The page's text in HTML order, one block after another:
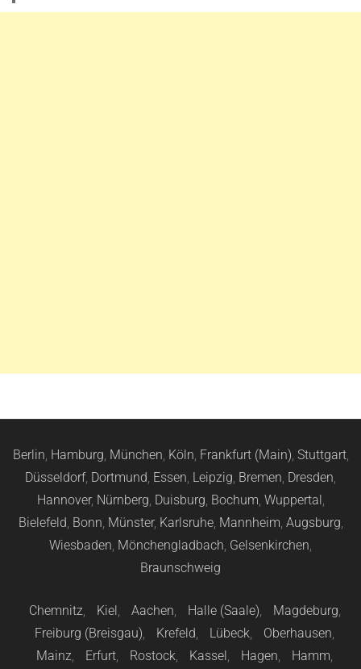
Berlin, Hamburg, München, Köln, Frankfurt (Main), Stuttgart,
Düsseldorf, Dortmund, Essen, Leipzig, Bremen, Dresden,
Hannover, Nürnberg, Duisburg, Bochum, Wuppertal,
Bielefeld, Bonn, Münster, Karlsruhe, Mannheim, Augsburg,
Wiesbaden, Mönchengladbach, Gelsenkirchen,
Braunschweig
Chemnitz, Kiel, Aachen, Halle (Saale), Magdeburg,
Freiburg (Breisgau), Krefeld, Lübeck, Oberhausen,
Mainz, Erfurt, Rostock, Kassel, Hagen, Hamm,